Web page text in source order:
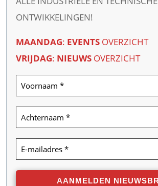
ONTWIKKELINGEN!
MAANDAG: EVENTS OVERZICHT
VRIJDAG: NIEUWS OVERZICHT